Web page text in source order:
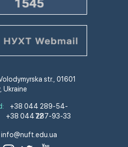
str., 01601
Ukraine
+38 044 289-54-
72
+38 044 287-93-33
info@nuft.edu.ua